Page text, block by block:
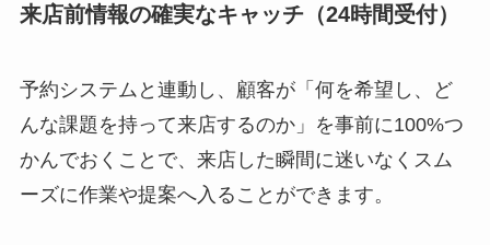
来店前情報の確実なキャッチ（24時間受付）
予約システムと連動し、顧客が「何を希望し、ど
んな課題を持って来店するのか」を事前に100%つ
かんでおくことで、来店した瞬間に迷いなくスム
ーズに作業や提案へ入ることができます。